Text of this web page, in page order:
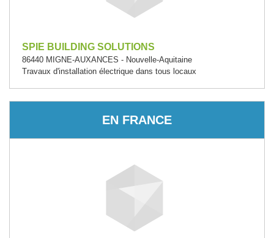
SPIE BUILDING SOLUTIONS
86440 MIGNE-AUXANCES - Nouvelle-Aquitaine
Travaux d'installation électrique dans tous locaux
EN FRANCE